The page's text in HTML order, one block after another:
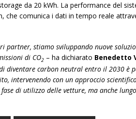
da 20 kWh. La performance del
che comunica i dati in tempo reale
partner, stiamo sviluppando nuove
di CO2 – ha dichiarato Benedetto
diventare carbon neutral entro il 2030 è
intervenendo con un approccio
di utilizzo delle vetture, ma anche